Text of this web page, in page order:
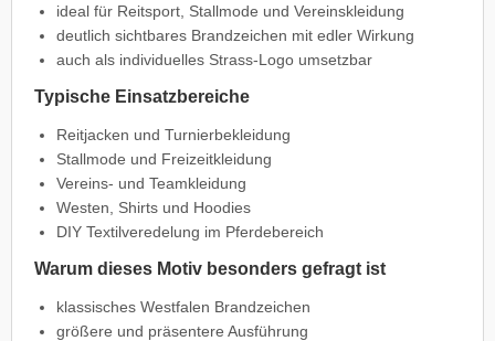
ideal für Reitsport, Stallmode und Vereinskleidung
deutlich sichtbares Brandzeichen mit edler Wirkung
auch als individuelles Strass-Logo umsetzbar
Typische Einsatzbereiche
Reitjacken und Turnierbekleidung
Stallmode und Freizeitkleidung
Vereins- und Teamkleidung
Westen, Shirts und Hoodies
DIY Textilveredelung im Pferdebereich
Warum dieses Motiv besonders gefragt ist
klassisches Westfalen Brandzeichen
größere und präsentere Ausführung